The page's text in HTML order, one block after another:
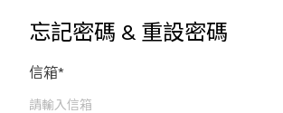
忘記密碼 & 重設密碼
信箱*